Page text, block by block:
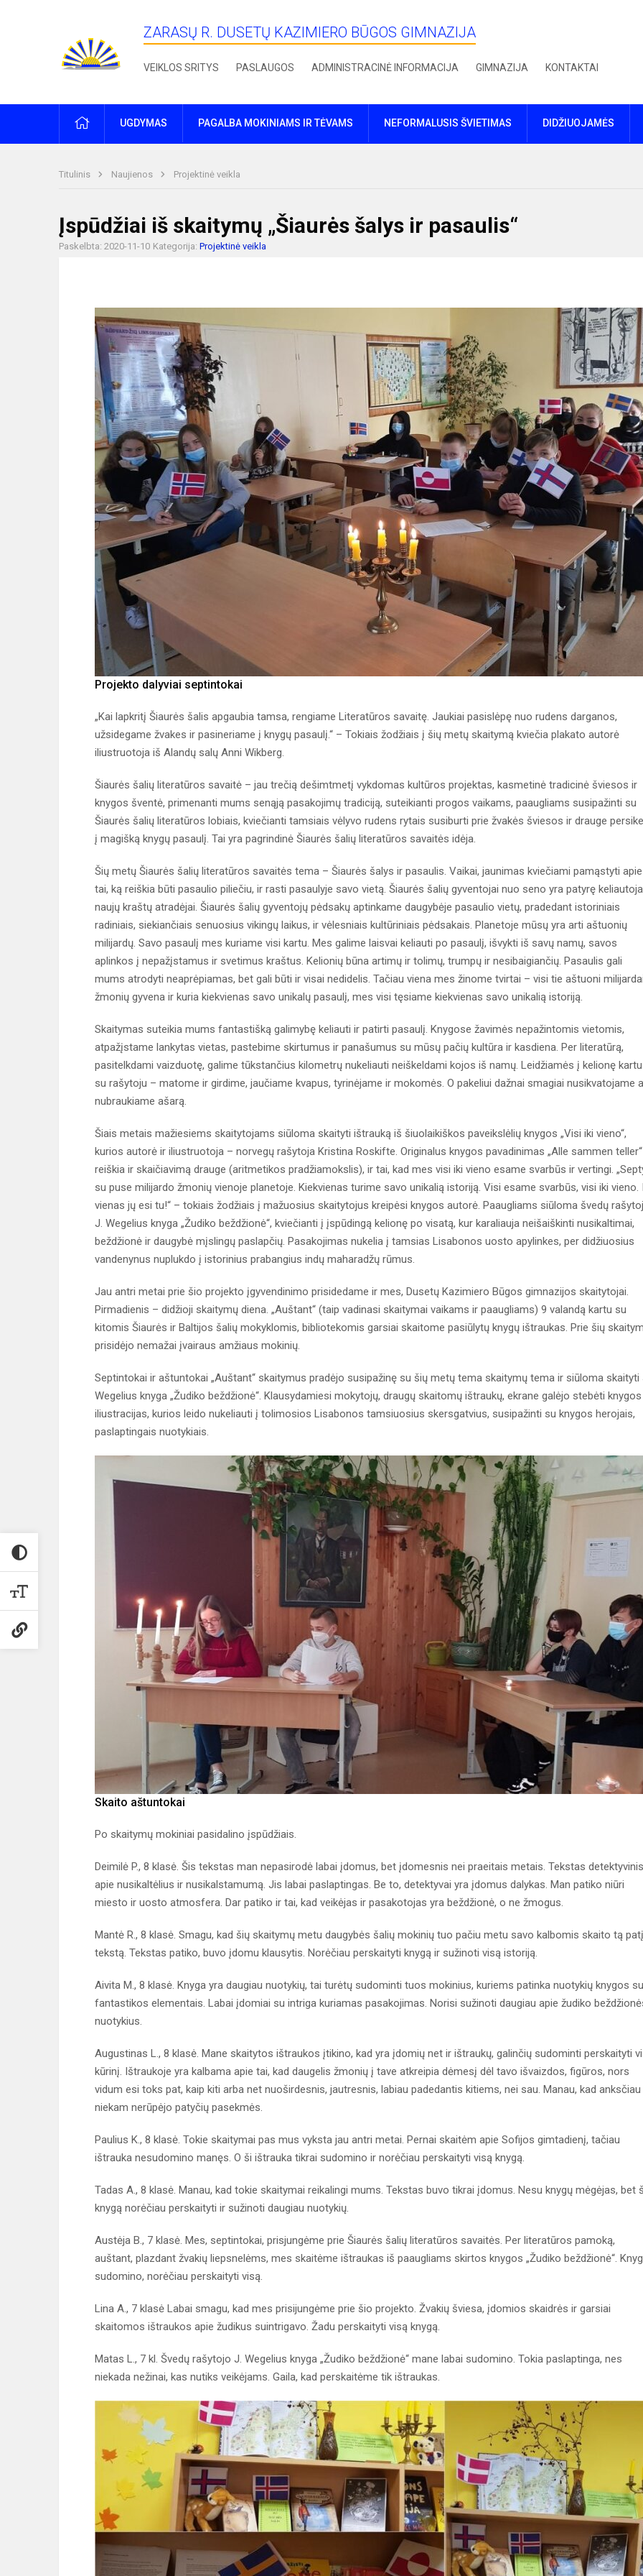
ZARASŲ R. DUSETŲ KAZIMIERO BŪGOS GIMNAZIJA
VEIKLOS SRITYS PASLAUGOS ADMINISTRACINĖ INFORMACIJA GIMNAZIJA KONTAKTAI
PRADŽIAUGDYMAS PAGALBA MOKINIAMS IR TĖVAMS NEFORMALUSIS ŠVIETIMAS DIDŽIUOJAMĖS
Titulinis Naujienos Projektinė veikla
Įspūdžiai iš skaitymų „Šiaurės šalys ir pasaulis“
Paskelbta: 2020-11-10 Kategorija: Projektinė veikla
Projekto dalyviai septintokai
„Kai lapkritį Šiaurės šalis apgaubia tamsa, rengiame Literatūros savaitę. Jaukiai pasislėpę nuo rudens darganos,
užsidegame žvakes ir pasineriame į knygų pasaulį.“ – Tokiais žodžiais į šių metų skaitymą kviečia plakato autorė
iliustruotoja iš Alandų salų Anni Wikberg.
Šiaurės šalių literatūros savaitė – jau trečią dešimtmetį vykdomas kultūros projektas, kasmetinė tradicinė šviesos ir
knygos šventė, primenanti mums senąją pasakojimų tradiciją, suteikianti progos vaikams, paaugliams susipažinti su
Šiaurės šalių literatūros lobiais, kviečianti tamsiais vėlyvo rudens rytais susiburti prie žvakės šviesos ir drauge
į magišką knygų pasaulį. Tai yra pagrindinė Šiaurės šalių literatūros savaitės idėja.
Šių metų Šiaurės šalių literatūros savaitės tema – Šiaurės šalys ir pasaulis. Vaikai, jaunimas kviečiami pamąstyti apie
tai, ką reiškia būti pasaulio piliečiu, ir rasti pasaulyje savo vietą. Šiaurės šalių gyventojai nuo seno yra patyrę
naujų kraštų atradėjai. Šiaurės šalių gyventojų pėdsakų aptinkame daugybėje pasaulio vietų, pradedant istoriniais
radiniais, siekiančiais senuosius vikingų laikus, ir vėlesniais kultūriniais pėdsakais. Planetoje mūsų yra arti aštuonių
milijardų. Savo pasaulį mes kuriame visi kartu. Mes galime laisvai keliauti po pasaulį, išvykti iš savų namų, savos
aplinkos į nepažįstamus ir svetimus kraštus. Kelionių būna artimų ir tolimų, trumpų ir nesibaigiančių. Pasaulis gali
mums atrodyti neaprėpiamas, bet gali būti ir visai nedidelis. Tačiau viena mes žinome tvirtai – visi tie aštuoni
žmonių gyvena ir kuria kiekvienas savo unikalų pasaulį, mes visi tęsiame kiekvienas savo unikalią istoriją.
Skaitymas suteikia mums fantastišką galimybę keliauti ir patirti pasaulį. Knygose žavimės nepažintomis vietomis,
atpažįstame lankytas vietas, pastebime skirtumus ir panašumus su mūsų pačių kultūra ir kasdiena. Per literatūrą,
pasitelkdami vaizduotę, galime tūkstančius kilometrų nukeliauti neiškeldami kojos iš namų. Leidžiamės į kelionę kartu
su rašytoju – matome ir girdime, jaučiame kvapus, tyrinėjame ir mokomės. O pakeliui dažnai smagiai nusikvatojame
nubraukiame ašarą.
Šiais metais mažiesiems skaitytojams siūloma skaityti ištrauką iš šiuolaikiškos paveikslėlių knygos „Visi iki vieno“,
kurios autorė ir iliustruotoja – norvegų rašytoja Kristina Roskifte. Originalus knygos pavadinimas „Alle sammen teller“
reiškia ir skaičiavimą drauge (aritmetikos pradžiamokslis), ir tai, kad mes visi iki vieno esame svarbūs ir vertingi.
su puse milijardo žmonių vienoje planetoje. Kiekvienas turime savo unikalią istoriją. Visi esame svarbūs, visi iki vieno.
vienas jų esi tu!“ – tokiais žodžiais į mažuosius skaitytojus kreipėsi knygos autorė. Paaugliams siūloma švedų
J. Wegelius knyga „Žudiko beždžionė“, kviečianti į įspūdingą kelionę po visatą, kur karaliauja neišaiškinti nusikaltimai,
beždžionė ir daugybė mįslingų paslapčių. Pasakojimas nukelia į tamsias Lisabonos uosto apylinkes, per didžiuosius
vandenynus nuplukdo į istorinius prabangius indų maharadžų rūmus.
Jau antri metai prie šio projekto įgyvendinimo prisidedame ir mes, Dusetų Kazimiero Būgos gimnazijos skaitytojai.
Pirmadienis – didžioji skaitymų diena. „Auštant“ (taip vadinasi skaitymai vaikams ir paaugliams) 9 valandą kartu su
kitomis Šiaurės ir Baltijos šalių mokyklomis, bibliotekomis garsiai skaitome pasiūlytų knygų ištraukas. Prie šių
prisidėjo nemažai įvairaus amžiaus mokinių.
Septintokai ir aštuntokai „Auštant“ skaitymus pradėjo susipažinę su šių metų tema skaitymų tema ir siūloma skaityti
Wegelius knyga „Žudiko beždžionė“. Klausydamiesi mokytojų, draugų skaitomų ištraukų, ekrane galėjo stebėti knygos
iliustracijas, kurios leido nukeliauti į tolimosios Lisabonos tamsiuosius skersgatvius, susipažinti su knygos herojais,
paslaptingais nuotykiais.
Skaito aštuntokai
Po skaitymų mokiniai pasidalino įspūdžiais.
Deimilė P., 8 klasė. Šis tekstas man nepasirodė labai įdomus, bet įdomesnis nei praeitais metais. Tekstas
apie nusikaltėlius ir nusikalstamumą. Jis labai paslaptingas. Be to, detektyvai yra įdomus dalykas. Man patiko niūri
miesto ir uosto atmosfera. Dar patiko ir tai, kad veikėjas ir pasakotojas yra beždžionė, o ne žmogus.
Mantė R., 8 klasė. Smagu, kad šių skaitymų metu daugybės šalių mokinių tuo pačiu metu savo kalbomis skaito tą patį
tekstą. Tekstas patiko, buvo įdomu klausytis. Norėčiau perskaityti knygą ir sužinoti visą istoriją.
Aivita M., 8 klasė. Knyga yra daugiau nuotykių, tai turėtų sudominti tuos mokinius, kuriems patinka nuotykių knygos su
fantastikos elementais. Labai įdomiai su intriga kuriamas pasakojimas. Norisi sužinoti daugiau apie žudiko
nuotykius.
Augustinas L., 8 klasė. Mane skaitytos ištraukos įtikino, kad yra įdomių net ir ištraukų, galinčių sudominti perskaityti
kūrinį. Ištraukoje yra kalbama apie tai, kad daugelis žmonių į tave atkreipia dėmesį dėl tavo išvaizdos, figūros, nors
vidum esi toks pat, kaip kiti arba net nuoširdesnis, jautresnis, labiau padedantis kitiems, nei sau. Manau, kad anksčiau
niekam nerūpėjo patyčių pasekmės.
Paulius K., 8 klasė. Tokie skaitymai pas mus vyksta jau antri metai. Pernai skaitėm apie Sofijos gimtadienį, tačiau
ištrauka nesudomino manęs. O ši ištrauka tikrai sudomino ir norėčiau perskaityti visą knygą.
Tadas A., 8 klasė. Manau, kad tokie skaitymai reikalingi mums. Tekstas buvo tikrai įdomus. Nesu knygų mėgėjas, bet
knygą norėčiau perskaityti ir sužinoti daugiau nuotykių.
Austėja B., 7 klasė. Mes, septintokai, prisjungėme prie Šiaurės šalių literatūros savaitės. Per literatūros pamoką,
auštant, plazdant žvakių liepsnelėms, mes skaitėme ištraukas iš paaugliams skirtos knygos „Žudiko beždžionė“.
sudomino, norėčiau perskaityti visą.
Lina A., 7 klasė Labai smagu, kad mes prisijungėme prie šio projekto. Žvakių šviesa, įdomios skaidrės ir garsiai
skaitomos ištraukos apie žudikus suintrigavo. Žadu perskaityti visą knygą.
Matas L., 7 kl. Švedų rašytojo J. Wegelius knyga „Žudiko beždžionė“ mane labai sudomino. Tokia paslaptinga, nes
niekada nežinai, kas nutiks veikėjams. Gaila, kad perskaitėme tik ištraukas.